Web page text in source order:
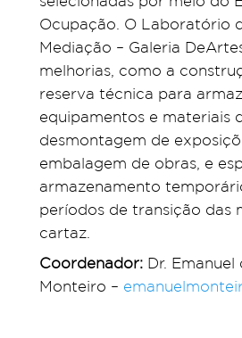
Ocupação. O Laboratório
Mediação – Galeria
melhorias, como a
reserva técnica para
equipamentos e materiais
desmontagem de
embalagem de obras, e
armazenamento
períodos de transição das
cartaz.
Coordenador: Dr. Emanuel
Monteiro –